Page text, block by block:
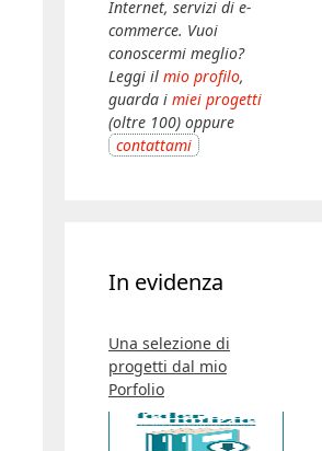
Internet, servizi di e-
commerce. Vuoi
conoscermi meglio?
Leggi il mio profilo,
guarda i miei progetti
(oltre 100) oppure
contattami
In evidenza
Una selezione di
progetti dal mio
Porfolio